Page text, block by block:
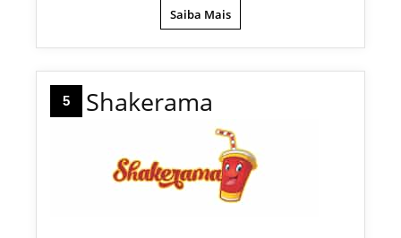
Saiba Mais
5 Shakerama